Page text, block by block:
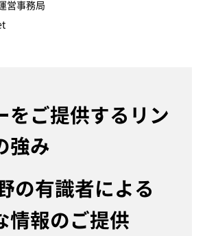
営事務局
をご提供するリン
強み
の有識者による
情報のご提供